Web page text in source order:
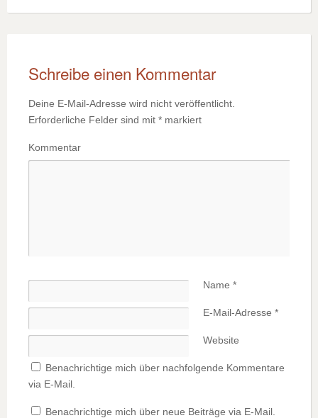
Schreibe einen Kommentar
Deine E-Mail-Adresse wird nicht veröffentlicht.
Erforderliche Felder sind mit * markiert
Kommentar
Name *
E-Mail-Adresse *
Website
Benachrichtige mich über nachfolgende Kommentare
via E-Mail.
Benachrichtige mich über neue Beiträge via E-Mail.